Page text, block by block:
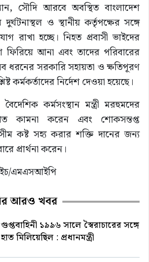
সৌদি আরবে অবস্থিত বাংলাদেশ
দুর্ঘটনাস্থল ও স্থানীয় কর্তৃপক্ষের সঙ্গে
রাখা হচ্ছে। নিহত প্রবাসী ভাইদের
ফিরিয়ে আনা এবং তাদের পরিবারের
ধরনের সরকারি সহায়তা ও ক্ষতিপূরণ
কর্মকর্তাদের নির্দেশ দেওয়া হয়েছে।
কর্মসংস্থান মন্ত্রী মরহুমদের
কামনা করেন এবং শোকসন্তপ্ত
কষ্ট সহ্য করার শক্তি দানের জন্য
প্রার্থনা করেন।
এমএসআইপি
আরও খবর
গুপ্তবাহিনী ১৯৯৬ সালে স্বৈরাচারের সঙ্গে
হাত মিলিয়েছিল : প্রধানমন্ত্রী